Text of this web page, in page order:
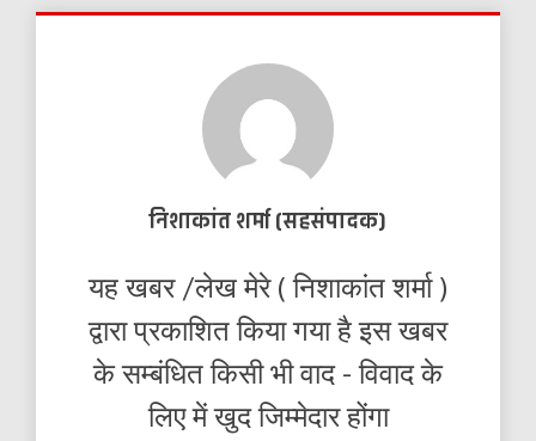
निशाकांत शर्मा (सहसंपादक)
यह खबर /लेख मेरे ( निशाकांत शर्मा )
द्वारा प्रकाशित किया गया है इस खबर
के सम्बंधित किसी भी वाद - विवाद के
लिए में खुद जिम्मेदार होंगा